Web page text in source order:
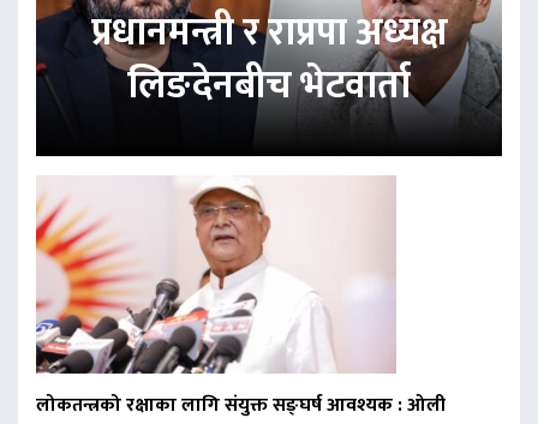
प्रधानमन्त्री र राप्रपा अध्यक्ष
लिङदेनबीच भेटवार्ता
लोकतन्त्रको रक्षाका लागि संयुक्त सङ्घर्ष आवश्यक : ओली